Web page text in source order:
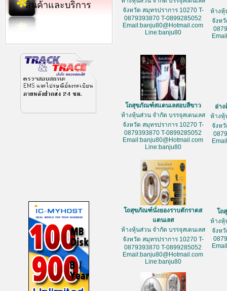
สินค้าและบริการ
จังหวัด สมุทรปราการ 10270 T-
0879393870 T-0899285052
Email:banju80@Hotmail.com
Line:banju80
ห้างหุ้
จังห
โถสุขภัณฑ์สแตนเลสอบสีขาว
ห้างหุ้นส่วน จำกัด บรรจุสเตนเลส
จังหวัด สมุทรปราการ 10270 T-
0879393870 T-0899285052
Email:banju80@Hotmail.com
Line:banju80
อ่า
ห้างหุ้
จังห
โถสุขภัณฑ์นั่งยองราบตักราดส
แตนเลส
ห้างหุ้นส่วน จำกัด บรรจุสเตนเลส
จังหวัด สมุทรปราการ 10270 T-
0879393870 T-0899285052
Email:banju80@Hotmail.com
Line:banju80
โถ
ห้างหุ้
จังห